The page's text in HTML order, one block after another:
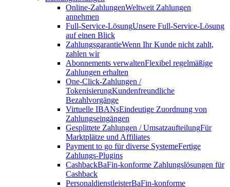
Online-ZahlungenWeltweit Zahlungen
annehmen
Full-Service-LösungUnsere Full-Service-Lösung
auf einen Blick
ZahlungsgarantieWenn Ihr Kunde nicht zahlt,
zahlen wir
Abonnements verwaltenFlexibel regelmäßige
Zahlungen erhalten
One-Click-Zahlungen /
TokenisierungKundenfreundliche
Bezahlvorgänge
Virtuelle IBANsEindeutige Zuordnung von
Zahlungseingängen
Gesplittete Zahlungen / UmsatzaufteilungFür
Marktplätze und Affiliates
Payment to go für diverse SystemeFertige
Zahlungs-Plugins
CashbackBaFin-konforme Zahlungslösungen für
Cashback
PersonaldienstleisterBaFin-konforme